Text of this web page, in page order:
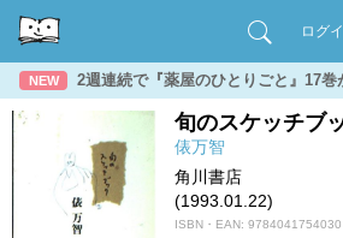
ログ
NEW 2週連続で『薬屋のひとりごと』17
旬のスケッチブ
俵万智
角川書店
(1993.01.22)
ISBN・EAN: 9784041754030